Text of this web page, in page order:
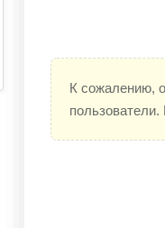
К сожалению,